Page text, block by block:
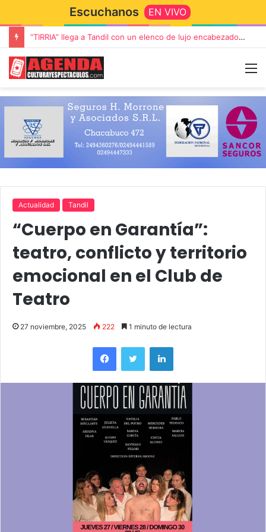
Escuchanos EN VIVO
“TIRRIA” llega a Tandil con un elenco de lujo encabezado por Capusotto, Spregelburd y Stefani
Actualidad Tandil
“Cuerpo en Garantía”:
teatro, conflicto y territorio
emocional en el Club de
Teatro
27 noviembre, 2025 222 1 minuto de lectura